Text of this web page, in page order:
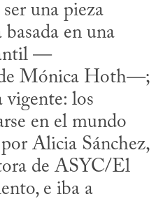
una pieza
en una
—
Mónica Hoth—;
vigente: los
en el mundo
Alicia Sánchez,
de ASYC/El
e iba a